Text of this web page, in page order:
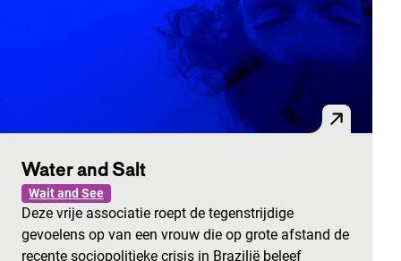
Water and Salt
Wait and See
Deze vrije associatie roept de tegenstrijdige
gevoelens op van een vrouw die op grote afstand de
recente sociopolitieke crisis in Brazilië beleef